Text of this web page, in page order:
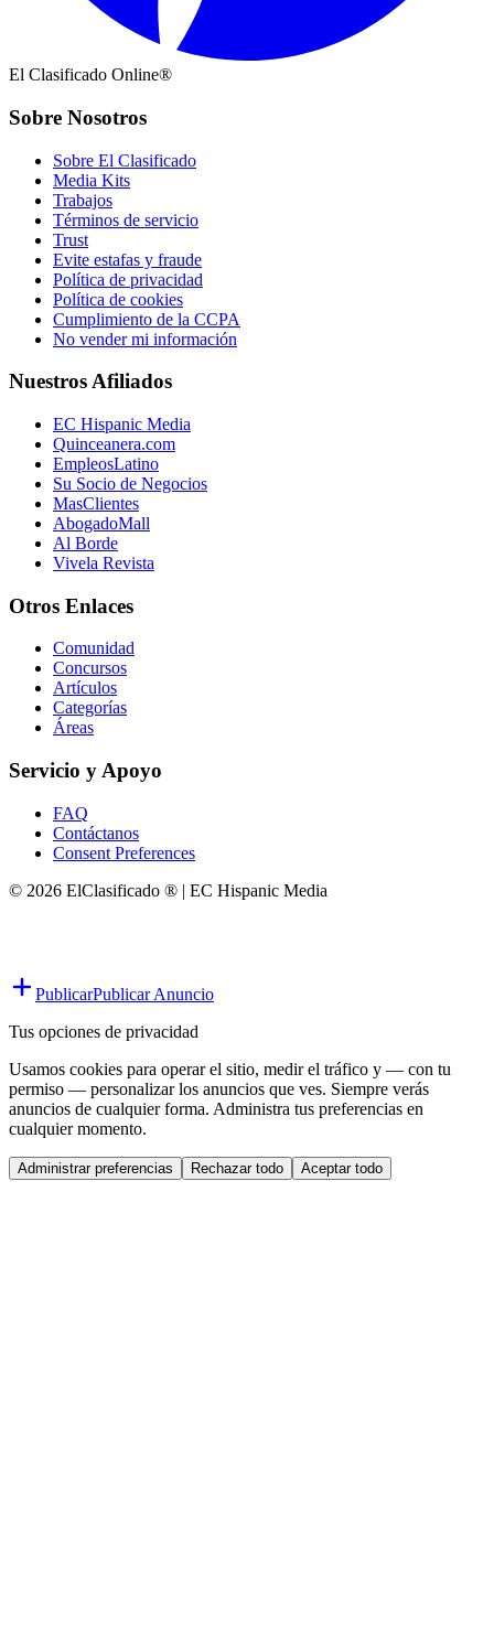
El Clasificado Online®
Sobre Nosotros
Sobre El Clasificado
Media Kits
Trabajos
Términos de servicio
Trust
Evite estafas y fraude
Política de privacidad
Política de cookies
Cumplimiento de la CCPA
No vender mi información
Nuestros Afiliados
EC Hispanic Media
Quinceanera.com
EmpleosLatino
Su Socio de Negocios
MasClientes
AbogadoMall
Al Borde
Vivela Revista
Otros Enlaces
Comunidad
Concursos
Artículos
Categorías
Áreas
Servicio y Apoyo
FAQ
Contáctanos
Consent Preferences
© 2026 ElClasificado ® | EC Hispanic Media
PublicarPublicar Anuncio
Tus opciones de privacidad
Usamos cookies para operar el sitio, medir el tráfico y — con tu
permiso — personalizar los anuncios que ves. Siempre verás
anuncios de cualquier forma. Administra tus preferencias en
cualquier momento.
Administrar preferencias Rechazar todo Aceptar todo